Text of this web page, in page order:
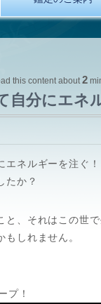
自分にエネ
this content about2
エネルギーを注ぐ！
たか？
と、それはこの世で
もしれません。
プ！